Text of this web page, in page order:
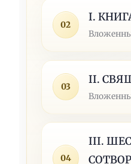
02
I.
03
II.
04
III.